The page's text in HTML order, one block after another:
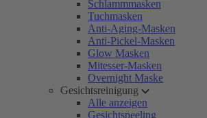
Schlammmasken
Tuchmasken
Anti-Aging-Masken
Anti-Pickel-Masken
Glow Masken
Mitesser-Masken
Overnight Maske
Gesichtsreinigung
Alle anzeigen
Gesichtspeeling